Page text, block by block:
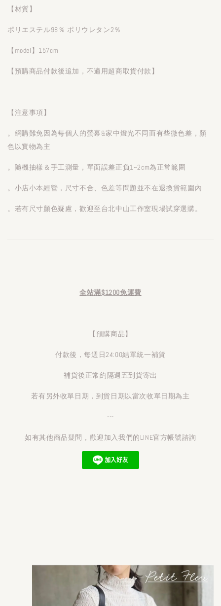
【材質】
ポリエステル98％ ポリウレタン2％
【model】157cm
【預購商品付款後追加，不適用超商取貨付款】
【注意事項】
。網購難免因為每個人的螢幕&家中燈光不同而有些微色差，顏
色以實物為主
。隨機抽樣＆手工測量，單面誤差正負1~2cm為正常範圍
。小店小本經營，尺寸不合、色差等問題並不在退換貨範圍內
。若有尺寸顏色疑慮，歡迎至台北中山工作室現場試穿選購。
全站滿$1200免運費
【預購商品】
付款後，每週日24:00結單統一補貨
補貨後正常約隔週五到貨寄出
若有另外收單日期，到貨日期以當次收單日期為主
---
如有其他商品疑問，歡迎加入我們的LINE官方帳號諮詢